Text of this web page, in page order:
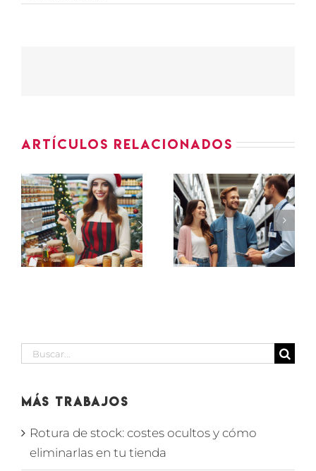
Artículos relacionados
PROMOTORES
PEQUEÑO
ELECTRODOMÉSTICO
EN
MARBELLA
ASESOR-
VENDEDOR
de
en SECCIÓN
BODEGA
Buscar:
Más Trabajos
Rotura de stock: costes ocultos y cómo
eliminarlas en tu tienda